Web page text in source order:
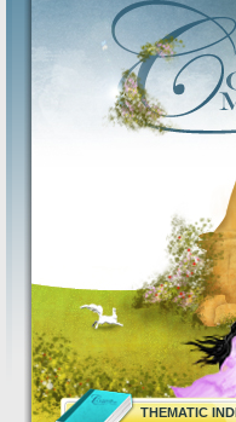
THEMATIC